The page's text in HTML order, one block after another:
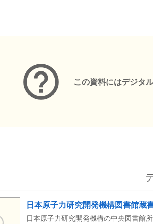
この資料にはデジタ
日本原子力研究開発機構図書館蔵
日本原子力研究開発機構の中央図書館